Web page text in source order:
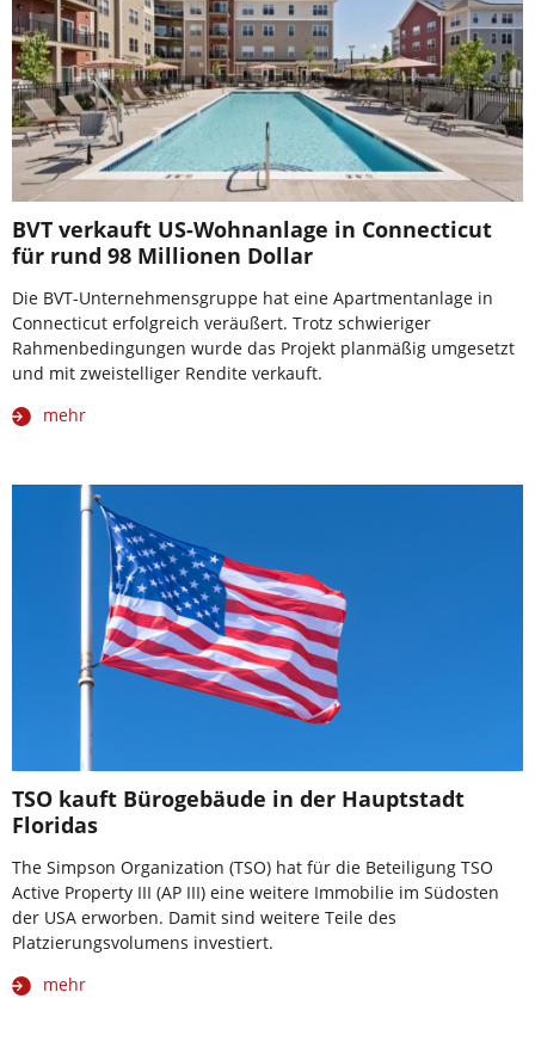
BVT verkauft US-Wohnanlage in Connecticut
für rund 98 Millionen Dollar
Die BVT-Unternehmensgruppe hat eine Apartmentanlage in
Connecticut erfolgreich veräußert. Trotz schwieriger
Rahmenbedingungen wurde das Projekt planmäßig umgesetzt
und mit zweistelliger Rendite verkauft.
mehr
TSO kauft Bürogebäude in der Hauptstadt
Floridas
The Simpson Organization (TSO) hat für die Beteiligung TSO
Active Property III (AP III) eine weitere Immobilie im Südosten
der USA erworben. Damit sind weitere Teile des
Platzierungsvolumens investiert.
mehr